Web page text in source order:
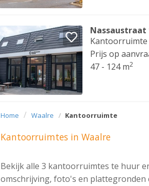
Nassaustraat
Prijs op
47 - 124 m2
Home Waalre Kantoorruimte
Kantoorruimtes in Waalre
Bekijk alle 3 kantoorruimtes te huur
omschrijving, foto's en